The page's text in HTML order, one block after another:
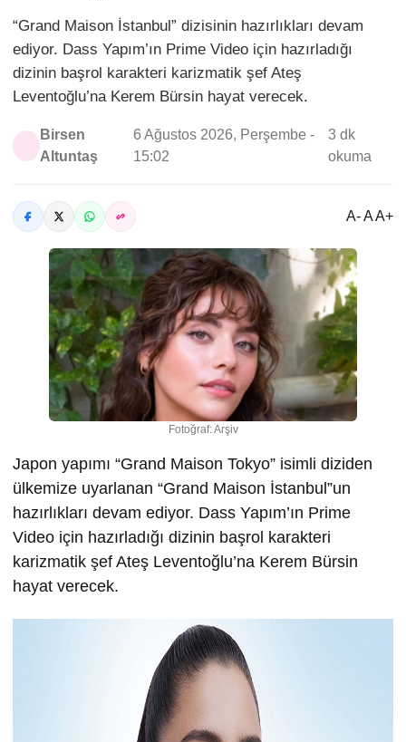
“Grand Maison İstanbul” dizisinin hazırlıkları devam
ediyor. Dass Yapım’ın Prime Video için hazırladığı
dizinin başrol karakteri karizmatik şef Ateş
Leventoğlu’na Kerem Bürsin hayat verecek.
Birsen
Altuntaş
6 Ağustos 2026, Perşembe -
15:02
3 dk
okuma
A- A A+
Fotoğraf: Arşiv
Japon yapımı “Grand Maison Tokyo” isimli diziden
ülkemize uyarlanan “Grand Maison İstanbul”un
hazırlıkları devam ediyor. Dass Yapım’ın Prime
Video için hazırladığı dizinin başrol karakteri
karizmatik şef Ateş Leventoğlu’na Kerem Bürsin
hayat verecek.